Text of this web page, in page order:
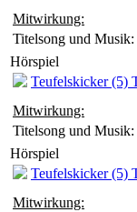
Mitwirkung:
Titelsong und
Hörspiel
Teufelskicker (5)
Mitwirkung:
Titelsong und
Hörspiel
Teufelskicker (5)
Mitwirkung: